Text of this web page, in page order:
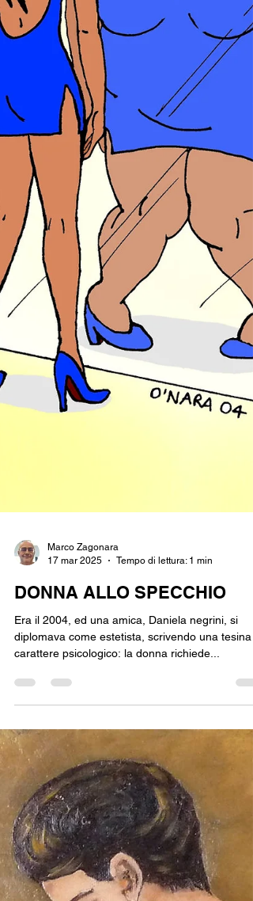
Marco Zagonara
17 mar 2025
Tempo di lettura: 1 min
DONNA ALLO SPECCHIO
Era il 2004, ed una amica, Daniela negrini, si
diplomava come estetista, scrivendo una tesina
carattere psicologico: la donna richiede...